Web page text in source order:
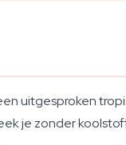
uitgesproken
je zonder